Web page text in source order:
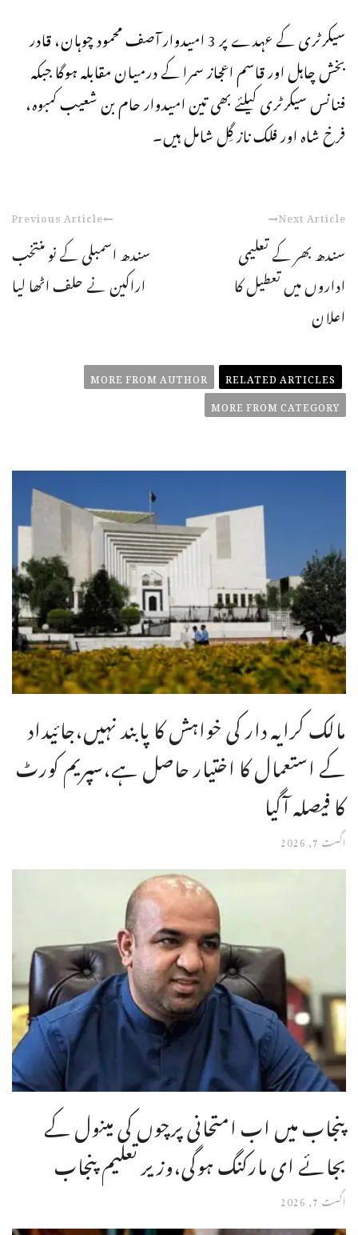
سیکرٹری کے عہدے پر 3 امیدوار آصف محمود چوہان، قادر
بخش چاہل اور قاسم اعجاز سمرا کے درمیان مقابلہ ہوگا جبکہ
فنانس سیکرٹری کیلئے بھی تین امیدوار حام بن شعیب کمبوہ،
فرخ شاہ اور فلک ناز گِل شامل ہیں۔
Previous Article
سندھ اسمبلی کے نو منتخب
اراکین نے حلف اٹھا لیا
Next Article
سندھ بھر کے تعلیمی
اداروں میں تعطیل کا
اعلان
RELATED ARTICLES
MORE FROM AUTHOR
MORE FROM CATEGORY
مالک کرایہ دار کی خواہش کا پابند نہیں،جائیداد
کے استعمال کا اختیار حاصل ہے،سپریم کورٹ
کا فیصلہ آگیا
اگست 7, 2026
پنجاب میں اب امتحانی پرچوں کی مینول کے
بجائے ای مارکنگ ہوگی،وزیر تعلیم پنجاب
اگست 7, 2026